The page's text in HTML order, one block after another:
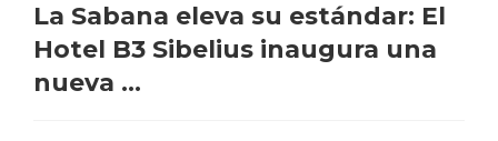
La Sabana eleva su estándar: El
Hotel B3 Sibelius inaugura una
nueva ...